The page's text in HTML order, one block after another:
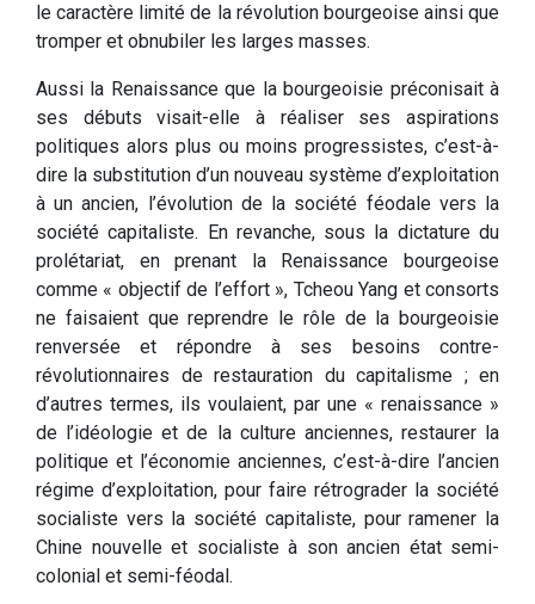
le caractère limité de la révolution bourgeoise ainsi que
tromper et obnubiler les larges masses.
Aussi la Renaissance que la bourgeoisie préconisait à
ses débuts visait-elle à réaliser ses aspirations
politiques alors plus ou moins progressistes, c’est-à-
dire la substitution d’un nouveau système d’exploitation
à un ancien, l’évolution de la société féodale vers la
société capitaliste. En revanche, sous la dictature du
prolétariat, en prenant la Renaissance bourgeoise
comme « objectif de l’effort », Tcheou Yang et consorts
ne faisaient que reprendre le rôle de la bourgeoisie
renversée et répondre à ses besoins contre-
révolutionnaires de restauration du capitalisme ; en
d’autres termes, ils voulaient, par une « renaissance »
de l’idéologie et de la culture anciennes, restaurer la
politique et l’économie anciennes, c’est-à-dire l’ancien
régime d’exploitation, pour faire rétrograder la société
socialiste vers la société capitaliste, pour ramener la
Chine nouvelle et socialiste à son ancien état semi-
colonial et semi-féodal.